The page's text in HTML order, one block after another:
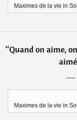
Maximes de la vie in
“Quand on aime,
―
Maximes de la vie in